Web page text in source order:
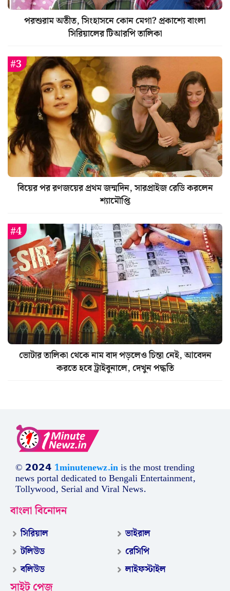
পরশুরাম অতীত, সিংহাসনে কোন মেগা? প্রকাশ্যে বাংলা
সিরিয়ালের টিআরপি তালিকা
বিয়ের পর রণজয়ের প্রথম জন্মদিন, সারপ্রাইজ রেডি করলেন
শ্যামৌপ্তি
ভোটার তালিকা থেকে নাম বাদ পড়লেও চিন্তা নেই, আবেদন
করতে হবে ট্রাইবুনালে, দেখুন পদ্ধতি
© 𝟮𝟬𝟮𝟰 1minutenewz.inis the most trending
news portal dedicated to Bengali Entertainment,
Tollywood, Serial and Viral News.
বাংলা বিনোদন
সিরিয়াল
টলিউড
বলিউড
ভাইরাল
রেসিপি
লাইফস্টাইল
সাইট পেজ